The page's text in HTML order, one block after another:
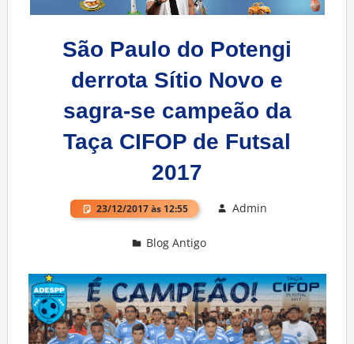
São Paulo do Potengi
derrota Sítio Novo e
sagra-se campeão da
Taça CIFOP de Futsal
2017
23/12/2017 às 12:55 Admin
Blog Antigo